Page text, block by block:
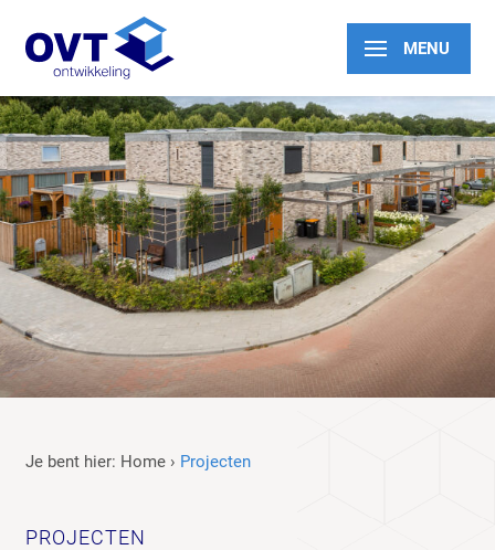
Je bent hier: Home› Projecten
PROJECTEN